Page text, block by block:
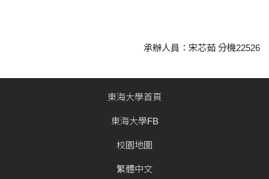
承辦人員：宋芯茹 分機22526
東海大學首頁
東海大學FB
校園地圖
繁體中文